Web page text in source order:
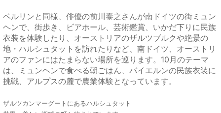
ベルリンと同様、俳優の前川泰之さんが南ドイツの街ミュン
ヘンで、街歩き、ビアホール、芸術鑑賞、いかだ下りに民族
衣装を体験したり、オーストリアのザルツブルクや絶景の
地・ハルシュタットを訪れたりなど、南ドイツ、オーストリ
アのファンにはたまらない場所を巡ります。10月のテーマ
は、ミュンヘンで食べる朝ごはん、バイエルンの民族衣装に
挑戦、アルプスの麓で農業体験となっています。
ザルツカンマーグートにあるハルシュタット